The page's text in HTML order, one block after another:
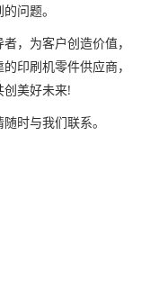
问题。
，为客户创造价值，
印刷机零件供应商，
美好未来!
时与我们联系。